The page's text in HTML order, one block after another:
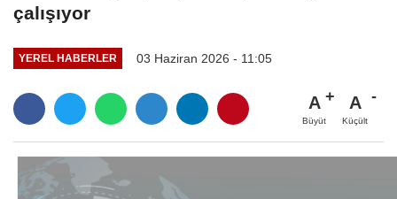
çalışıyor
YEREL HABERLER 03 Haziran 2026 - 11:05
A
Büyüt
A
Küçült